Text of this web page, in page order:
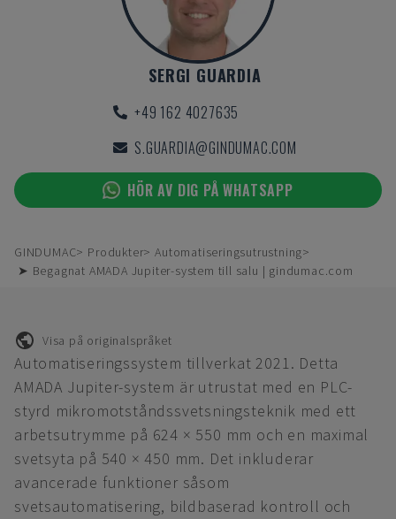
SERGI GUARDIA
+49 162 4027635
S.GUARDIA@GINDUMAC.COM
HÖR AV DIG PÅ WHATSAPP
GINDUMAC Produkter
Automatiseringsutrustning
➤ Begagnat AMADA Jupiter-system till salu | gindumac.com
Visa på originalspråket
Automatiseringssystem tillverkat 2021. Detta
AMADA Jupiter-system är utrustat med en PLC-
styrd mikromotståndssvetsningsteknik med ett
arbetsutrymme på 624 × 550 mm och en maximal
svetsyta på 540 × 450 mm. Det inkluderar
avancerade funktioner såsom
svetsautomatisering, bildbaserad kontroll och